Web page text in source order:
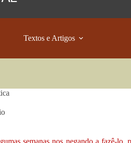
Textos e Artigos
semanas nos negando a fazê-lo,